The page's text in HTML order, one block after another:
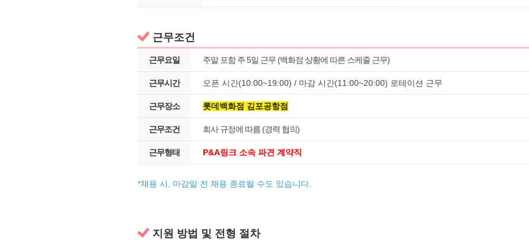
근무조건
근무요일 주말 포함 주 5일 근무 (백화점 상황에 따른 스케줄 근무)
근무시간 오픈 시간(10:00~19:00) / 마감 시간(11:00~20:00) 로테이션 근무
근무장소 롯데백화점 김포공항점
근무조건 회사 규정에 따름 (경력 협의)
근무형태 P&A링크 소속 파견 계약직
*채용 시, 마감일 전 채용 종료될 수도 있습니다.
지원 방법 및 전형 절차